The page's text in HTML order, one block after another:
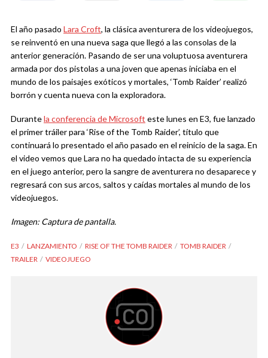
El año pasado Lara Croft, la clásica aventurera de los videojuegos,
se reinventó en una nueva saga que llegó a las consolas de la
anterior generación. Pasando de ser una voluptuosa aventurera
armada por dos pistolas a una joven que apenas iniciaba en el
mundo de los paisajes exóticos y mortales, ‘Tomb Raider’ realizó
borrón y cuenta nueva con la exploradora.
Durantela conferencia de Microsoft este lunes en E3, fue lanzado
el primer tráiler para ‘Rise of the Tomb Raider’, título que
continuará lo presentado el año pasado en el reinicio de la saga. En
el video vemos que Lara no ha quedado intacta de su experiencia
en el juego anterior, pero la sangre de aventurera no desaparece y
regresará con sus arcos, saltos y caídas mortales al mundo de los
videojuegos.
Imagen: Captura de pantalla.
E3 LANZAMIENTO RISE OF THE TOMB RAIDER
TOMB RAIDER
TRAILER
VIDEOJUEGO